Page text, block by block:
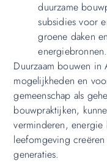
duurzame
subsidies voor
groene daken
energiebronnen.
Duurzaam bouwen in
mogelijkheden en
gemeenschap als
bouwpraktijken,
verminderen, energie
leefomgeving
generaties.